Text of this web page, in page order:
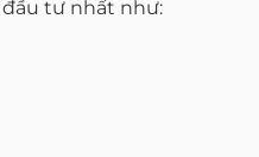
tư nhất như: